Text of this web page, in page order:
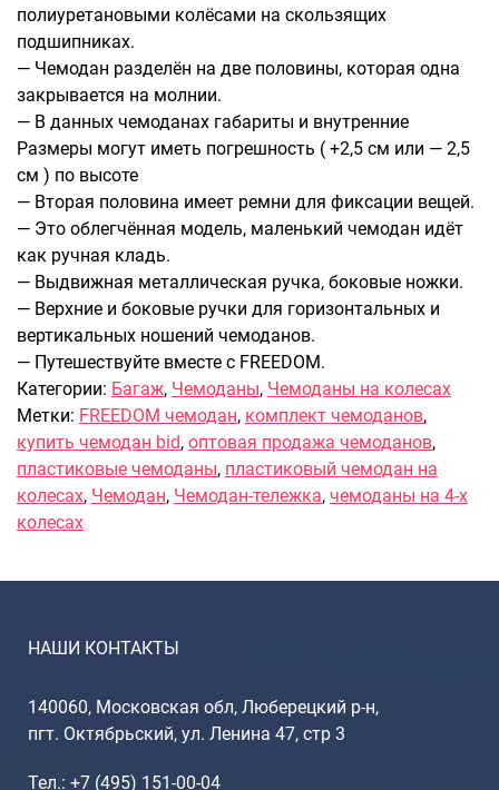
Кейсы и планшеты
Планшеты
Аксессуары
Чехлы для чемоданов
Пеналы для школы
полиуретановыми колёсами на скользящих
подшипниках.
— Чемодан разделён на две половины, которая одна
закрывается на молнии.
— В данных чемоданах габариты и внутренние
Размеры могут иметь погрешность ( +2,5 см или — 2,5
см ) по высоте
— Вторая половина имеет ремни для фиксации вещей.
— Это облегчённая модель, маленький чемодан идёт
как ручная кладь.
— Выдвижная металлическая ручка, боковые ножки.
— Верхние и боковые ручки для горизонтальных и
вертикальных ношений чемоданов.
— Путешествуйте вместе с FREEDOM.
Категории: Багаж, Чемоданы, Чемоданы на колесах
Метки: FREEDOM чемодан, комплект чемоданов,
купить чемодан bid, оптовая продажа чемоданов,
пластиковые чемоданы, пластиковый чемодан на
колесах, Чемодан, Чемодан-тележка, чемоданы на 4-х
колесах
НАШИ КОНТАКТЫ
140060, Московская обл, Люберецкий р-н,
пгт. Октябрьский, ул. Ленина 47, стр 3
Тел.: +7 (495) 151-00-04